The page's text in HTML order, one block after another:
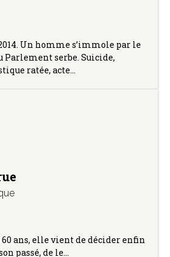
Un homme s’immole par le
Parlement serbe. Suicide,
ratée, acte…
60 ans, elle vient de décider enfin
passé, de le…